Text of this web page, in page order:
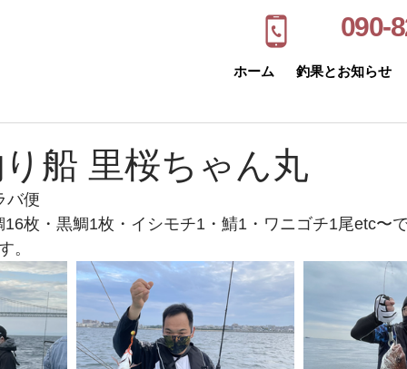
090-
ホーム 釣果とお知らせ
船 里桜ちゃん丸
バ便
枚・黒鯛1枚・イシモチ1・鯖1・ワニゴチ1尾etc〜
。